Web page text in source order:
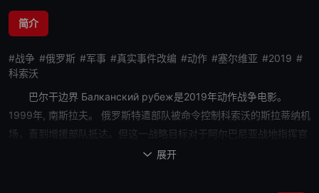
简介
#战争 #俄罗斯 #军事 #真实事件改编 #动作 #塞尔维亚 #2019 #
科索沃
巴尔干边界 Балканский рубеж是2019年动作战争电影。
1999年, 南斯拉夫。 俄罗斯特遣部队被命令控制科索沃的斯拉蒂纳机
场，直到增援部队抵达。但这一战略目标对于阿尔巴尼亚战地指挥官
和北约将军来说极为重要。该组织被迫与恐怖分子进行不平等的战
 展开